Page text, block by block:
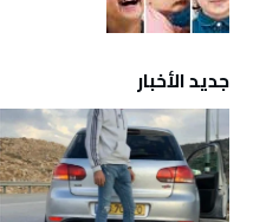
جديد الأخبار